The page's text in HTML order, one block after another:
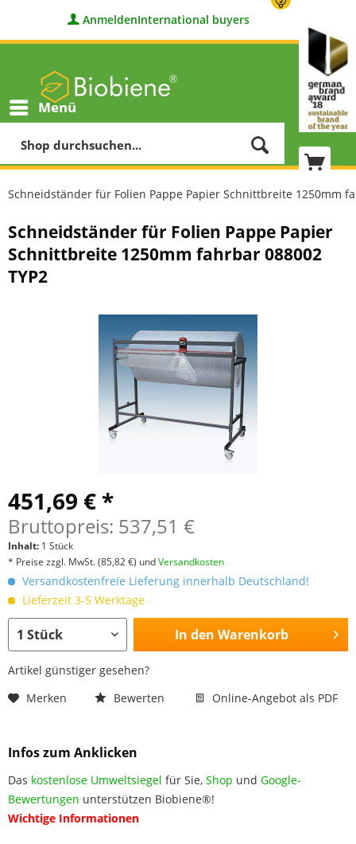
AnmeldenInternational buyers
Menü
Schneidständer für Folien Pappe Papier Schnittbreite 1250mm
Schneidständer für Folien Pappe Papier
Schnittbreite 1250mm fahrbar 088002
TYP2
451,69 € *
Bruttopreis: 537,51 €
Inhalt: 1 Stück
* Preise zzgl. MwSt.(85,82 €) undVersandkosten
Versandkostenfreie Lieferung innerhalb Deutschland!
Lieferzeit 3-5 Werktage
In den Warenkorb
Artikel günstiger gesehen?
Merken
Bewerten Online-Angebot als PDF
Infos zum Anklicken
Das kostenlose Umweltsiegel für Sie, Shop und Google-
Bewertungen unterstützen Biobiene®!
Wichtige Informationen